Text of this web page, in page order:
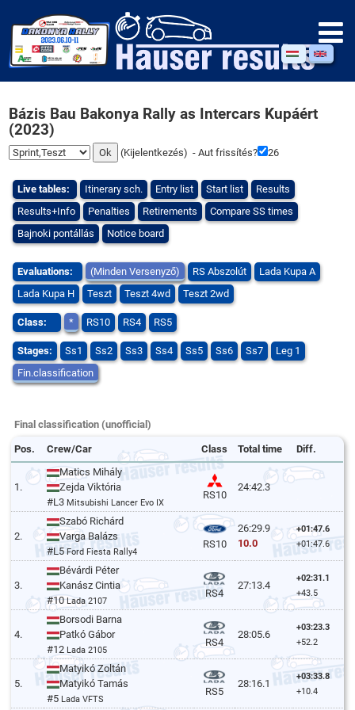
Bázis Bau Bakonya Rally as Intercars Kupáért
(2023)
(Kijelentkezés) - Aut frissítés? 26
Live tables: Itinerary sch. Entry list Start list
Results
Results+Info
Penalties Retirements
Compare SS times
Bajnoki pontállás
Notice board
Evaluations: (Minden Versenyző) RS Abszolút
Lada Kupa A
Lada Kupa H
Teszt Teszt 4wd Teszt 2wd
Class: * RS10 RS4 RS5
Stages: Ss1 Ss2 Ss3 Ss4 Ss5 Ss6 Ss7
Leg 1
Fin.classification
Final classification (unofficial)
Pos. Crew/Car Class Total time Diff.
1.
Matics Mihály
Zejda Viktória
#L3 Mitsubishi Lancer Evo IX
RS10
24:42.3
2.
Szabó Richárd
Varga Balázs
#L5Ford Fiesta Rally4
RS10
26:29.9
10.0
+01:47.6
+01:47.6
3.
Bévárdi Péter
Kanász Cintia
#10Lada 2107
RS4
27:13.4
+02:31.1
+43.5
4.
Borsodi Barna
Patkó Gábor
#12 Lada 2105
RS4
28:05.6
+03:23.3
+52.2
5.
Matyikó Zoltán
Matyikó Tamás
#5 Lada VFTS
RS5
28:16.1
+03:33.8
+10.4